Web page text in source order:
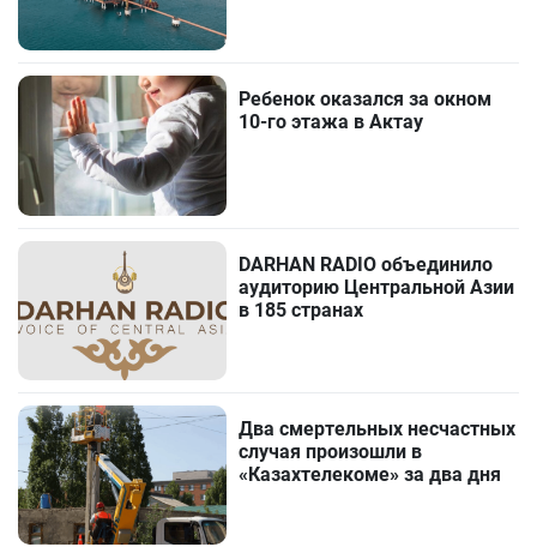
Ребенок оказался за окном
10-го этажа в Актау
DARHAN RADIO объединило
аудиторию Центральной Азии
в 185 странах
Два смертельных несчастных
случая произошли в
«Казахтелекоме» за два дня